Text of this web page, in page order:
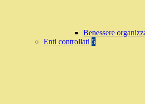
Benessere
Enti controllati 5